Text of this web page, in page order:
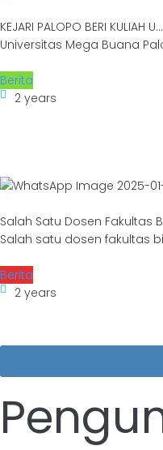
KEJARI PALOPO BERI KULIAH U...
Universitas Mega Buana
Berita
2 years
Salah Satu Dosen Fakultas
Salah satu dosen fakultas
Berita
2 years